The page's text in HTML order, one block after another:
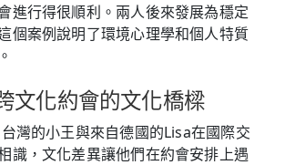
進行得很順利。兩人後來發展為穩定
個案例說明了環境心理學和個人特質
文化約會的文化橋樑
灣的小王與來自德國的Lisa在國際交
識，文化差異讓他們在約會安排上遇